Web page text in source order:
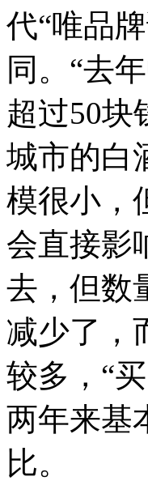
代“唯品
同。“去
超过50块
城市的白
模很小，
会直接影
去，但数
减少了，
较多，“
两年来基
比。